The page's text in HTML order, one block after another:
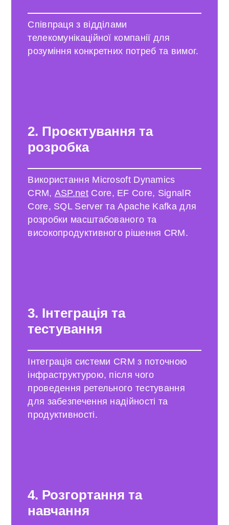
Співпраця з відділами
телекомунікаційної компанії для
розуміння конкретних потреб та вимог.
2. Проєктування та
розробка
Використання Microsoft Dynamics
CRM, ASP.net Core, EF Core, SignalR
Core, SQL Server та Apache Kafka для
розробки масштабованого та
високопродуктивного рішення CRM.
3. Інтеграція та
тестування
Інтеграція системи CRM з поточною
інфраструктурою, після чого
проведення ретельного тестування
для забезпечення надійності та
продуктивності.
4. Розгортання та
навчання